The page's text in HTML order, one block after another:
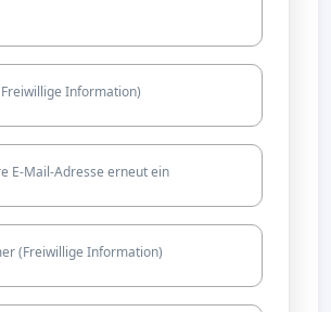
Information)
E-Mail-Adresse erneut ein
(Freiwillige Information)